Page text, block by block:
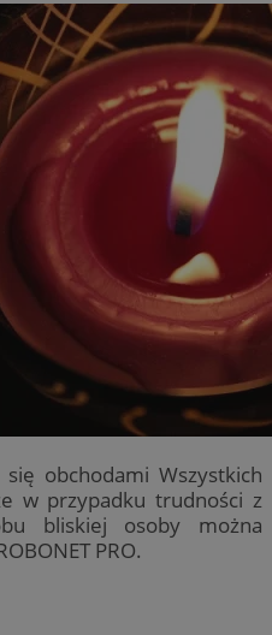
obchodami Wszystkich
w przypadku trudności z
bliskiej osoby można
PRO.